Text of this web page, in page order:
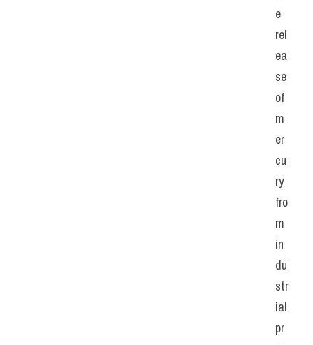
e
rel
ea
se
of
m
er
cu
ry
fro
m
in
du
str
ial
pr